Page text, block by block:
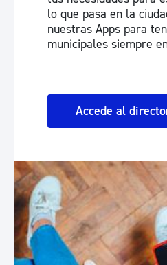
lo que pasa en la
nuestras Apps para
municipales siempre
Accede al